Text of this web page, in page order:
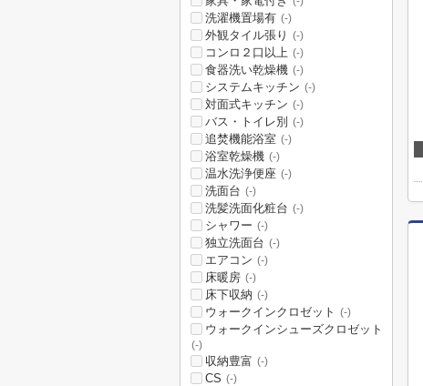
洗濯機置場有 (-)
外観タイル張り (-)
コンロ２口以上 (-)
食器洗い乾燥機 (-)
システムキッチン (-)
対面式キッチン (-)
バス・トイレ別 (-)
追焚機能浴室 (-)
浴室乾燥機 (-)
温水洗浄便座 (-)
洗面台 (-)
洗髪洗面化粧台 (-)
シャワー (-)
独立洗面台 (-)
エアコン (-)
床暖房 (-)
床下収納 (-)
ウォークインクロゼット (-)
ウォークインシューズクロゼット
(-)
収納豊富 (-)
CS (-)